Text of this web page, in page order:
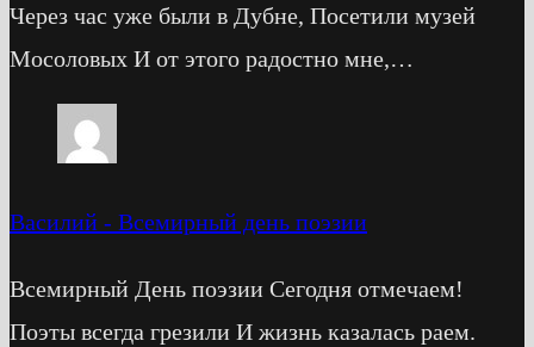
Через час уже были в Дубне, Посетили музей
Мосоловых И от этого радостно мне,…
Василий - Всемирный день поэзии
Всемирный День поэзии Сегодня отмечаем!
Поэты всегда грезили И жизнь казалась раем.